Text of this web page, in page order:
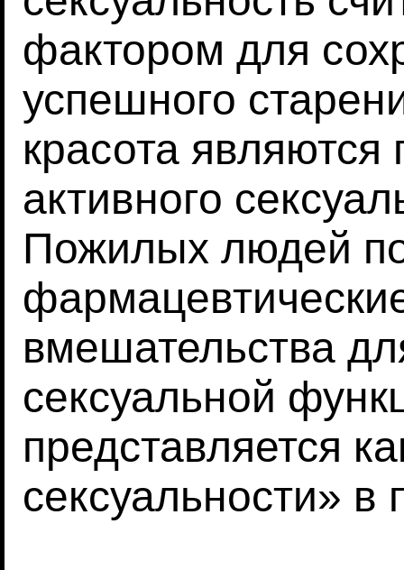
фактором для
успешного
красота
активного
Пожилых людей
вмешательства
сексуальной
представляется
сексуальности» в